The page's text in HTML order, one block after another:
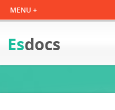
Esdocs